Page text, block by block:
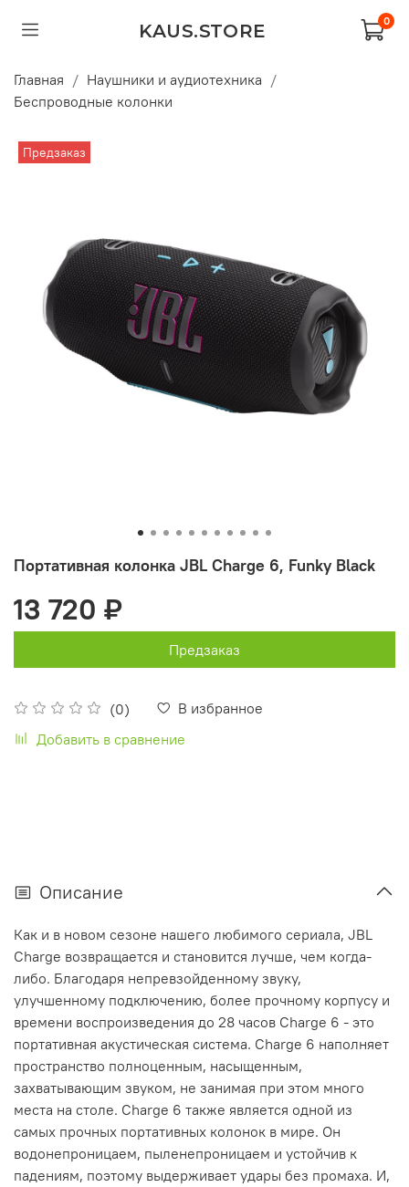
KAUS.STORE 0
Главная
Наушники и аудиотехника
Беспроводные колонки
Предзаказ
Портативная колонка JBL Charge 6, Funky Black
(0)
В избранное
Добавить в сравнение
13 720 ₽
Предзаказ
Описание
Как и в новом сезоне нашего любимого сериала, JBL
Charge возвращается и становится лучше, чем когда-
либо. Благодаря непревзойденному звуку,
улучшенному подключению, более прочному корпусу и
времени воспроизведения до 28 часов Charge 6 - это
портативная акустическая система. Charge 6 наполняет
пространство полноценным, насыщенным,
захватывающим звуком, не занимая при этом много
места на столе. Charge 6 также является одной из
самых прочных портативных колонок в мире. Он
водонепроницаем, пыленепроницаем и устойчив к
падениям, поэтому выдерживает удары без промаха. И,